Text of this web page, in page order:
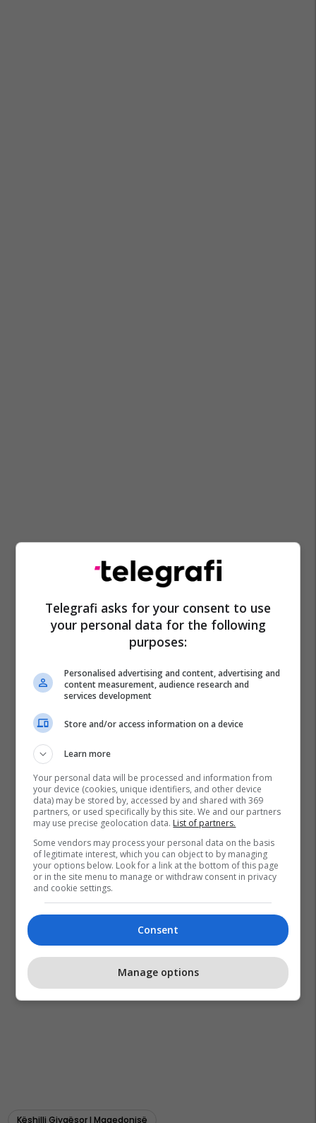
Këshilli Gjyqësor I Maqedonisë
Telegrafi asks for your consent to use
your personal data for the following
purposes:
Personalised advertising and content, advertising and
content measurement, audience research and
services development
Store and/or access information on a device
Learn more
Your personal data will be processed and information from
your device (cookies, unique identifiers, and other device
data) may be stored by, accessed by and shared with 369
partners, or used specifically by this site. We and our partners
may use precise geolocation data. List of partners.
Some vendors may process your personal data on the basis
of legitimate interest, which you can object to by managing
your options below. Look for a link at the bottom of this page
or in the site menu to manage or withdraw consent in privacy
and cookie settings.
Consent
Manage options